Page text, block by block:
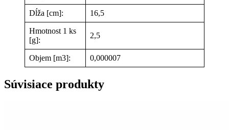
Dĺža [cm]: 16,5
Hmotnost 1 ks
[g]:
2,5
Objem [m3]: 0,000007
Súvisiace produkty